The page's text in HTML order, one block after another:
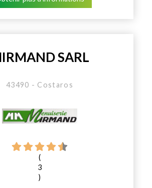
SARL
43490 - Costaros
(
3
)